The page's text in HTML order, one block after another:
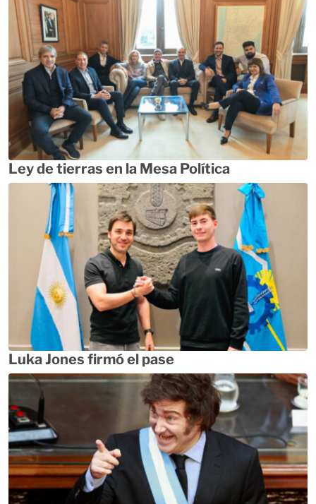
Ley de tierras en la Mesa Política
Luka Jones firmó el pase